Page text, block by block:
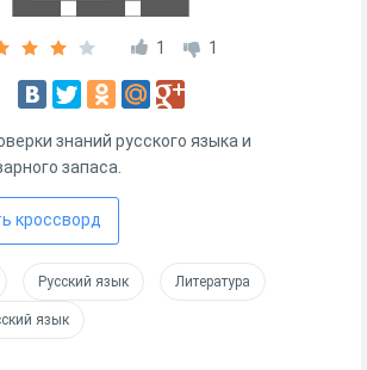
1 1
знаний русского языка и
запаса.
кроссворд
Русский язык Литература
язык